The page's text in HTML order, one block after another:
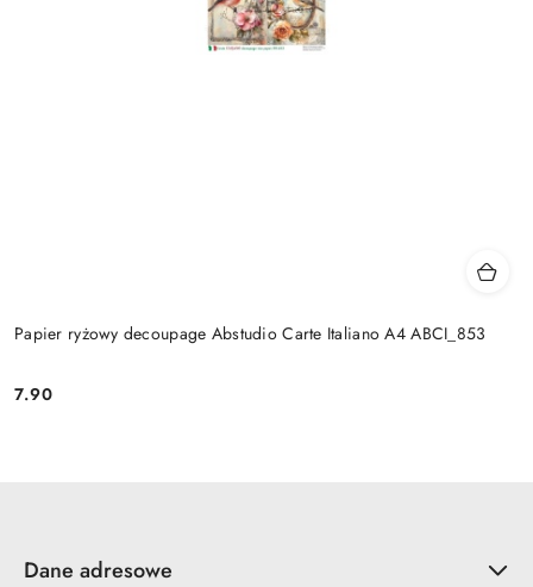
Papier ryżowy decoupage Abstudio Carte Italiano A4 ABCI_853
Cena:
7.90
Dane adresowe